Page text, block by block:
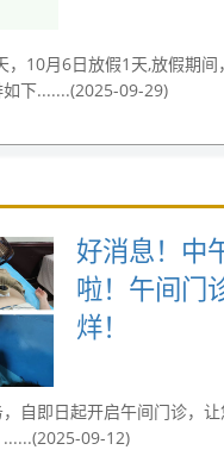
，10月6日放假1天,放假期
下.......(2025-09-29)
好消息！中
啦！午间门
烊！
自即日起开启午间门诊，
09-12)